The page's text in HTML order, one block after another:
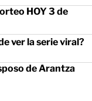
HOY 3 de
ver la serie viral?
de Arantza